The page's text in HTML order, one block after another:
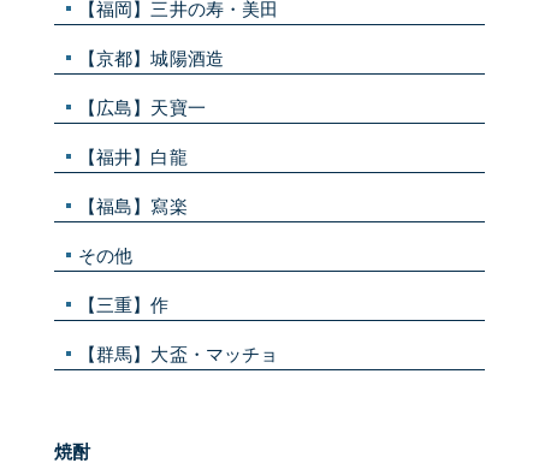
【福岡】三井の寿・美田
【京都】城陽酒造
【広島】天寶一
【福井】白龍
【福島】寫楽
その他
【三重】作
【群馬】大盃・マッチョ
焼酎